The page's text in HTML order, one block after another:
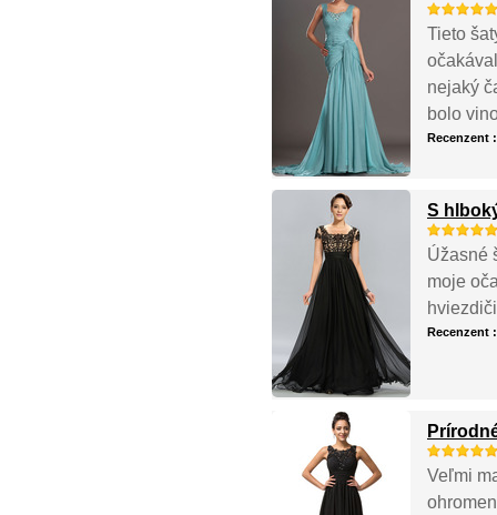
Tieto
nejaký
bolo
Recenzent
S
Úžasné
moje
Recenzent
Veľmi